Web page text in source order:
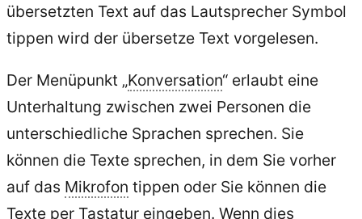
übersetzten Text auf das Lautsprecher Symbol
tippen wird der übersetze Text vorgelesen.
Der Menüpunkt „Konversation“ erlaubt eine
Unterhaltung zwischen zwei Personen die
unterschiedliche Sprachen sprechen. Sie
können die Texte sprechen, in dem Sie vorher
auf das Mikrofon tippen oder Sie können die
Texte per Tastatur eingeben. Wenn dies